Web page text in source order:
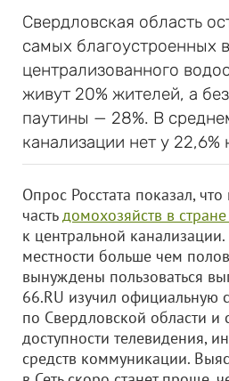
Свердловская область
самых благоустроенных
централизованного
живут 20% жителей, а
паутины — 28%. В
канализации нет у 22,6%
Опрос Росстата показал, что
частьдомохозяйств в
к центральной
местности больше чем
вынуждены пользоваться
66.RU изучил официальную
по Свердловской области
доступности телевидения,
средств коммуникации.